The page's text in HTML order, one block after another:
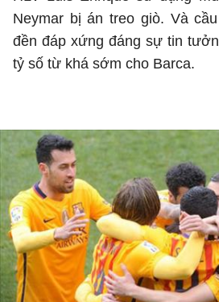
Neymar bị án treo giò. Và
đền đáp xứng đáng sự tin
tỷ số từ khá sớm cho Barca.